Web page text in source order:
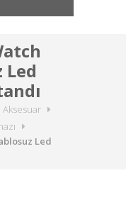
Aksesuar
Led